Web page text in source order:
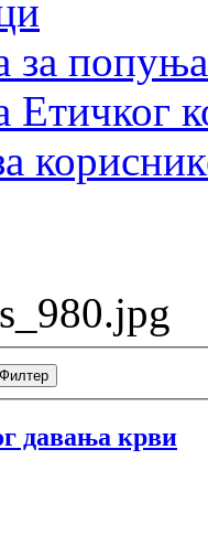
за
Етичког
Филтер
давања крви